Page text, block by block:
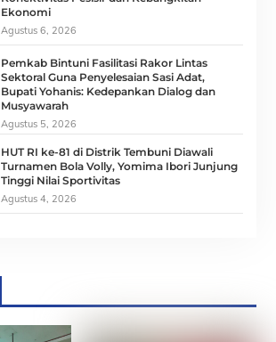
Ekonomi
Agustus 6, 2026
Pemkab Bintuni Fasilitasi Rakor Lintas
Sektoral Guna Penyelesaian Sasi Adat,
Bupati Yohanis: Kedepankan Dialog dan
Musyawarah
Agustus 5, 2026
HUT RI ke-81 di Distrik Tembuni Diawali
Turnamen Bola Volly, Yomima Ibori Junjung
Tinggi Nilai Sportivitas
Agustus 4, 2026